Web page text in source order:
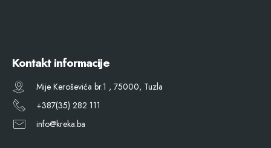
Kontakt informacije
Mije Keroševića br.1 , 75000, Tuzla
+387(35) 282 111
info@kreka.ba